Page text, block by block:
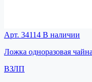
Арт. 34114 В наличии
Ложка одноразовая
ВЗЛП